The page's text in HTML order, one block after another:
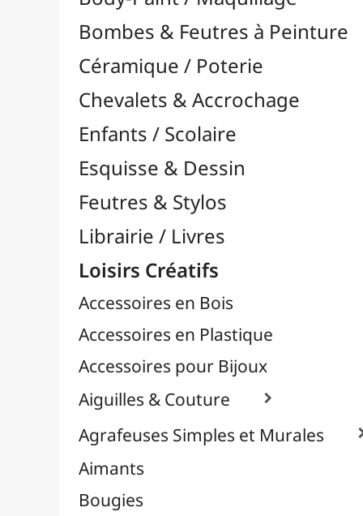
Feutres & Stylos
Librairie / Livres
Loisirs Créatifs
Accessoires en Bois
Accessoires en Plastique
Accessoires pour Bijoux
Aiguilles & Couture

Agrafeuses Simples et Murales 
Aimants
Bougies
Boutons & Button Press
Clous / Pointes / Épingles
Coloriage
Crochets de Tricot
Divers
Effets Oxydation / Rouille
Emporte-Pièces & Perforatrices
Feuilles Métallisées & Foils
Feutrines & Caoutchouc Mousse
Fibres & Raphia
Appareils à Pompons
Bobines Ficelle Coton